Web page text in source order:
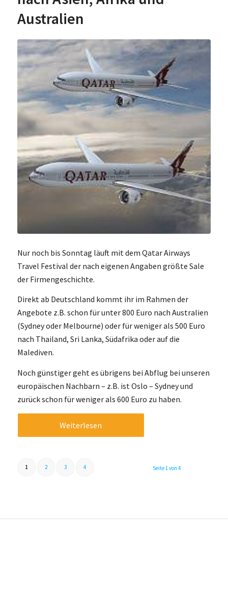
Australien
Nur noch bis Sonntag läuft mit dem Qatar Airways
Travel Festival der nach eigenen Angaben größte Sale
der Firmengeschichte.
Direkt ab Deutschland kommt ihr im Rahmen der
Angebote z.B. schon für unter 800 Euro nach Australien
(Sydney oder Melbourne) oder für weniger als 500 Euro
nach Thailand, Sri Lanka, Südafrika oder auf die
Malediven.
Noch günstiger geht es übrigens bei Abflug bei unseren
europäischen Nachbarn – z.B. ist Oslo – Sydney und
zurück schon für weniger als 600 Euro zu haben.
Weiterlesen
Seite 1 von 4
1 2 3 4